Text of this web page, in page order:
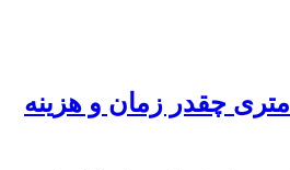
نصب برج نوری ۹ متری چقدر زمان و هزینه